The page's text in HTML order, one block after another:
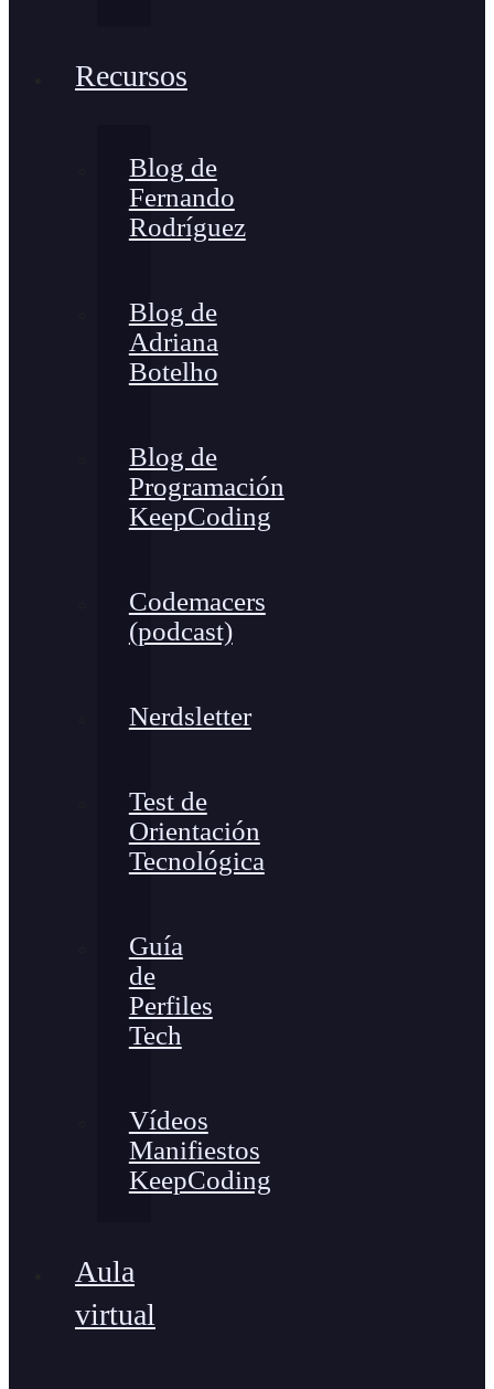
Recursos
Blog de
Fernando
Rodríguez
Blog de
Adriana
Botelho
Blog de
Programación
KeepCoding
Codemacers
(podcast)
Nerdsletter
Test de
Orientación
Tecnológica
Guía
de
Perfiles
Tech
Vídeos
Manifiestos
KeepCoding
Aula
virtual